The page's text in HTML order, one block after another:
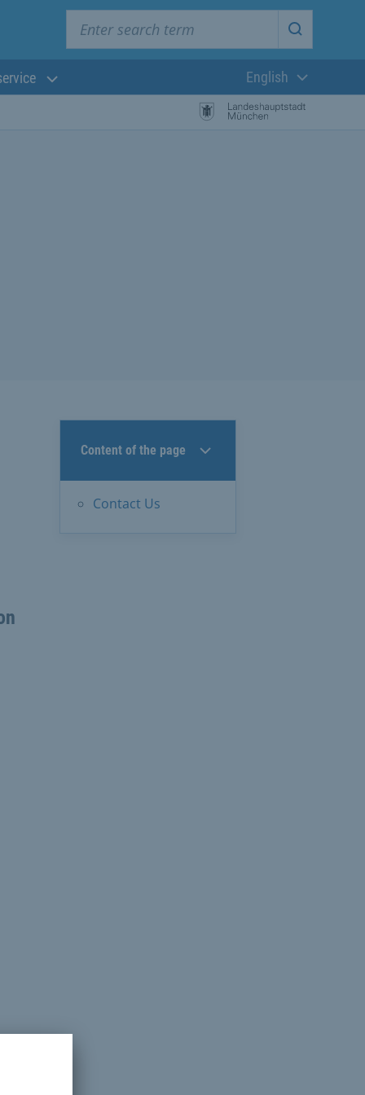
Start
Current
English
Content of the page
Contact Us